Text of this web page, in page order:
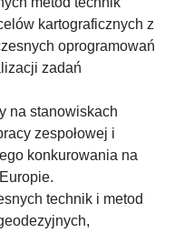
kartograficznych z
oprogramowań
zadań
na stanowiskach
zespołowej i
konkurowania na
technik i metod